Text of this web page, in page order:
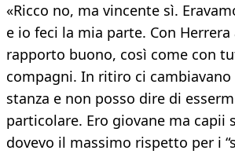
«Ricco no, ma vincente sì.
e io feci la mia parte. Con Herrera
rapporto buono, così come con
compagni. In ritiro ci cambiavano
stanza e non posso dire di
particolare. Ero giovane ma capii
dovevo il massimo rispetto per i